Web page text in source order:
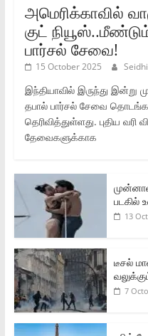
அமெரிக்காவில்
குட்
பார்சல் சேவை!
15 October 2025
இந்தியாவில் இருந்து இன்று
தபால் பார்சல் சேவை
தெரிவித்துள்ளது. புதிய வரி
தேவைகளுக்காக
படகில்
13
டீசல்
7